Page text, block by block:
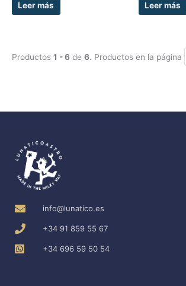
Leer más Leer más
Productos 1 - 6 de 6. Productos en la página
info@lunatico.es
+34 91 859 55 67
+34 696 59 50 54